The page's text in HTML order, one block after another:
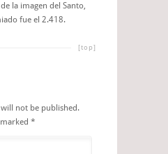
la imagen del Santo,
fue el 2.418.
[top]
not be published.
*